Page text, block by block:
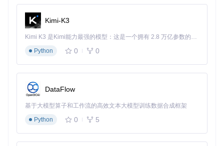
Kimi-K3
Kimi K3 是Kimi能力最强的模型：这是一个拥有 2.8 万亿参数的混合专家（MoE）模型，具备原生视觉理解能力，并支持 100 万 token 的上下文窗口。
Python
0 0
DataFlow
基于大模型算子和工作流的高效文本大模型训练数据合成框架
Python
0 5